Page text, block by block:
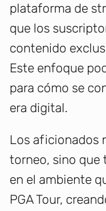
plataforma de
que los
contenido
Este enfoque
para cómo se
era digital.
Los aficionados
torneo, sino que
en el ambiente
PGA Tour,